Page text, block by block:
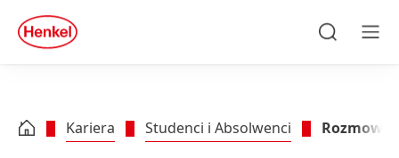
Skip to footer
quick
search
Kariera Studenci i Absolwenci Rozmowa